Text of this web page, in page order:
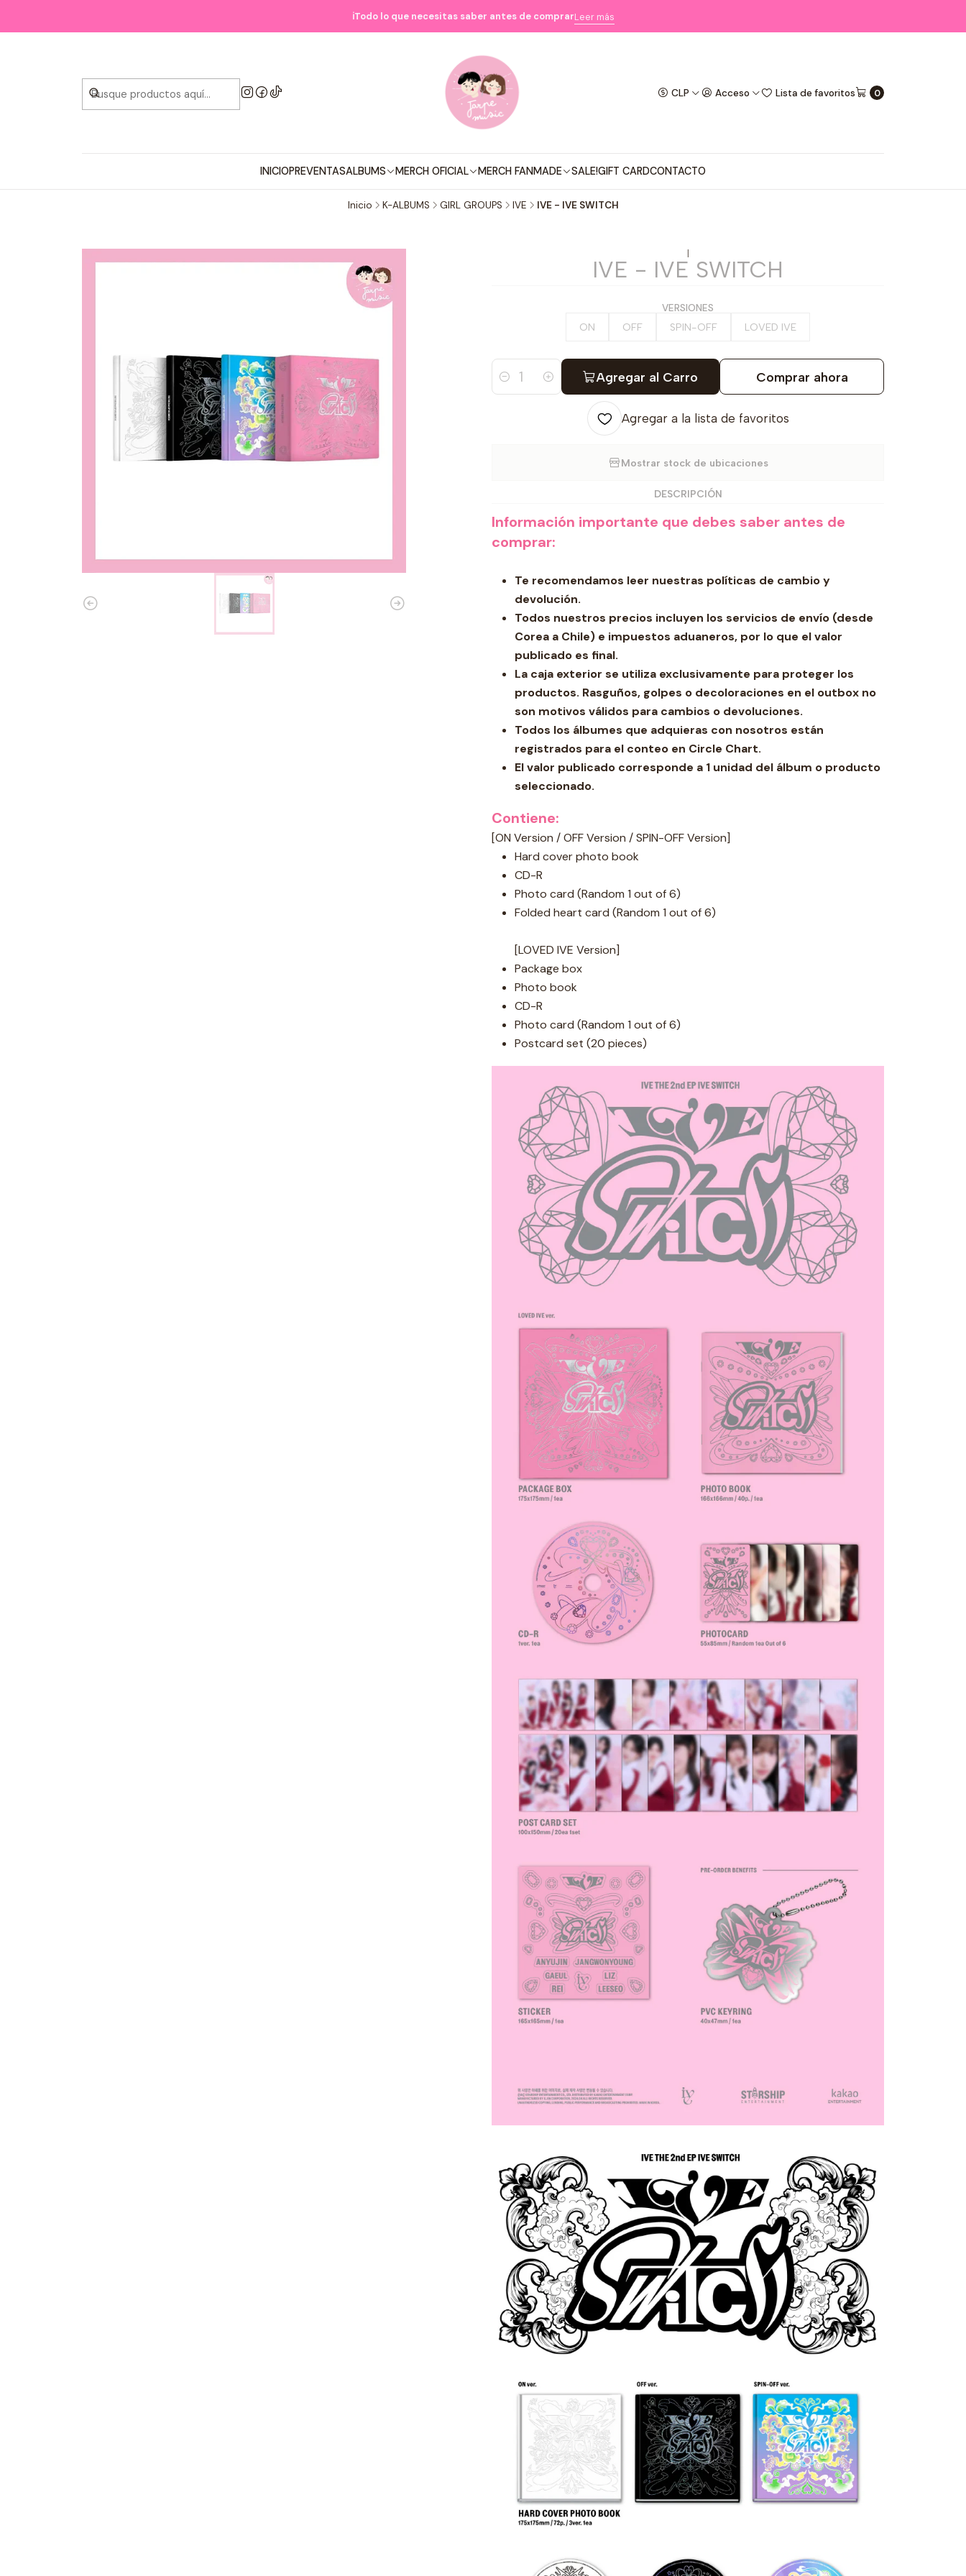
CLP Acceso Lista de favoritos 0
INICIOPREVENTASALBUMS MERCH OFICIAL MERCH FANMADE SALE!GIFT CARDCONTACTO
ℹ️Todo lo que necesitas saber antes de comprarLeer más
Inicio K-ALBUMS GIRL GROUPS IVE IVE - IVE SWITCH
|
IVE - IVE SWITCH
VERSIONES
ON OFF SPIN-OFF LOVED IVE
Cantidad
Agregar al Carro Comprar ahora
Agregar a la lista de favoritos
Mostrar stock de ubicaciones
DESCRIPCIÓN
Información importante que debes saber antes de
comprar:
Te recomendamos leer nuestras políticas de cambio y
devolución.
Todos nuestros precios incluyen los servicios de envío (desde
Corea a Chile) e impuestos aduaneros, por lo que el valor
publicado es final.
La caja exterior se utiliza exclusivamente para proteger los
productos. Rasguños, golpes o decoloraciones en el outbox no
son motivos válidos para cambios o devoluciones.
Todos los álbumes que adquieras con nosotros están
registrados para el conteo en Circle Chart.
El valor publicado corresponde a 1 unidad del álbum o producto
seleccionado.
Contiene:
[ON Version / OFF Version / SPIN-OFF Version]
Hard cover photo book
CD-R
Photo card (Random 1 out of 6)
Folded heart card (Random 1 out of 6)
[LOVED IVE Version]
Package box
Photo book
CD-R
Photo card (Random 1 out of 6)
Postcard set (20 pieces)